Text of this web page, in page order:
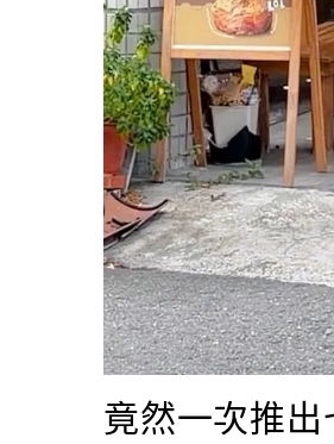
竟然一次推出